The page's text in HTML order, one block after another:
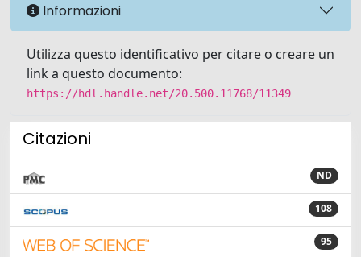
Informazioni
Utilizza questo identificativo per citare o creare un
link a questo documento:
https://hdl.handle.net/20.500.11768/11349
Citazioni
ND
108
95